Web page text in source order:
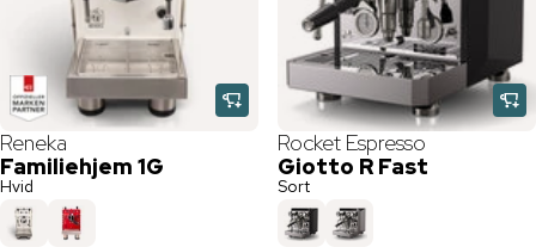
Reneka
Familiehjem 1G
Hvid
Rocket Espresso
Giotto R Fast
Sort